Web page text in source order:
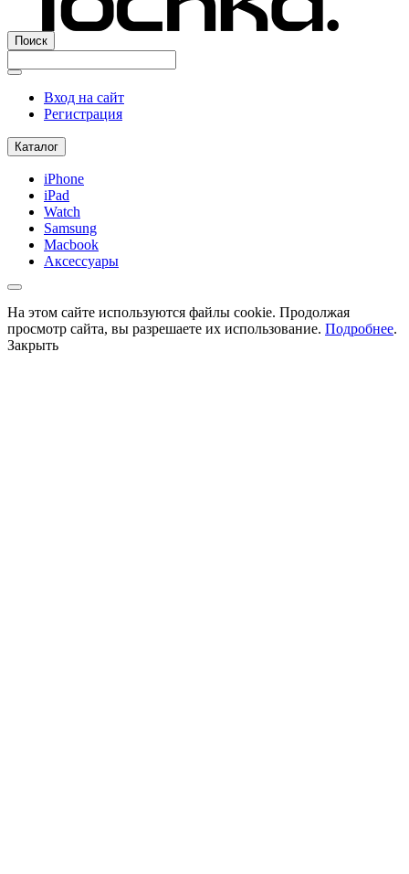
Поиск
Вход на сайт
Регистрация
Каталог
iPhone
iPad
Watch
Samsung
Macbook
Аксессуары
На этом сайте используются файлы cookie. Продолжая
просмотр сайта, вы разрешаете их использование. Подробнее.
Закрыть